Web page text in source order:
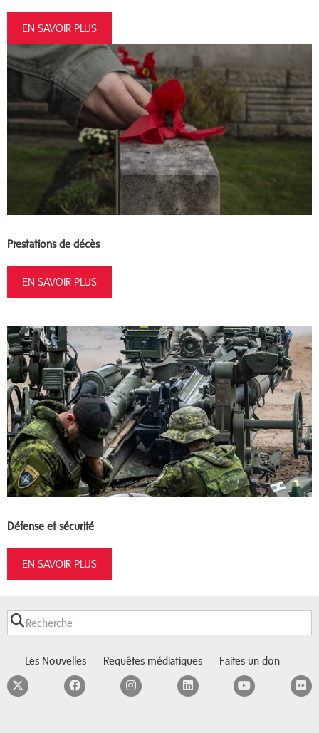
EN SAVOIR PLUS
Prestations de décès
EN SAVOIR PLUS
Défense et sécurité
EN SAVOIR PLUS
Les Nouvelles Requêtes médiatiques Faites un don
TwitterFacebookInstagramLinkedInYouTube